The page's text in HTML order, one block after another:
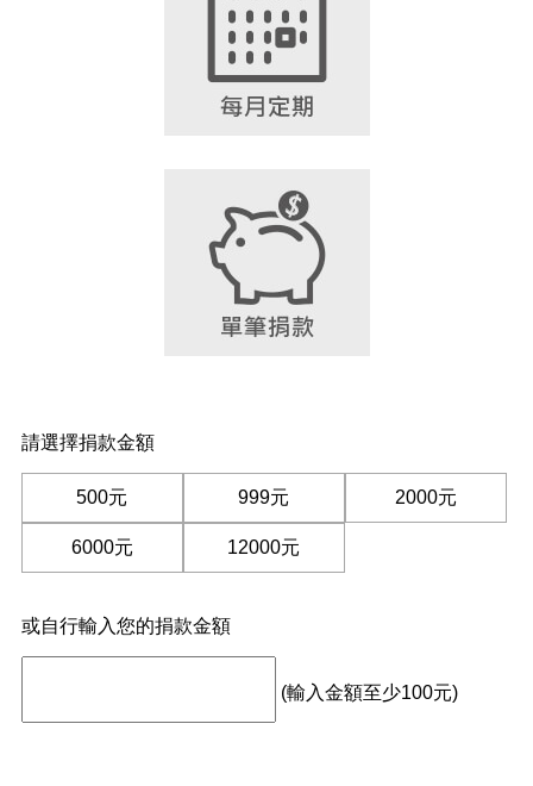
請選擇捐款金額
500元 999元 2000元
6000元 12000元
或自行輸入您的捐款金額
(輸入金額至少100元)